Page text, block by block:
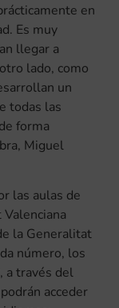
en
Es muy
llegar a
lado, como
un
todas las
forma
Miguel
las aulas de
la Generalitat
número, los
a través del
acceder